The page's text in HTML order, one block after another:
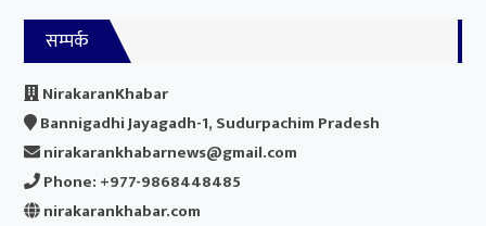
सम्पर्क
NirakaranKhabar
Bannigadhi Jayagadh-1, Sudurpachim Pradesh
nirakarankhabarnews@gmail.com
Phone: +977-9868448485
nirakarankhabar.com